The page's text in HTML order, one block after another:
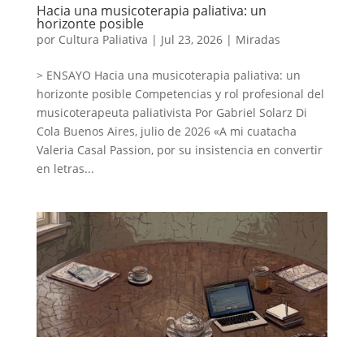
Hacia una musicoterapia paliativa: un
horizonte posible
por Cultura Paliativa | Jul 23, 2026| Miradas
> ENSAYO Hacia una musicoterapia paliativa: un
horizonte posible Competencias y rol profesional del
musicoterapeuta paliativista Por Gabriel Solarz Di
Cola Buenos Aires, julio de 2026 «A mi cuatacha
Valeria Casal Passion, por su insistencia en convertir
en letras...